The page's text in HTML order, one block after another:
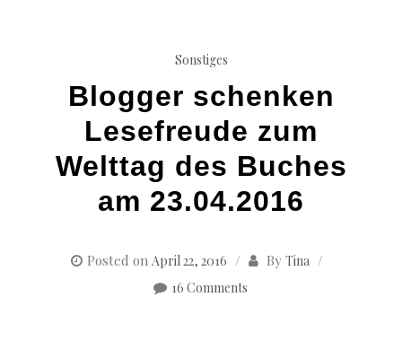
Sonstiges
Blogger schenken
Lesefreude zum
Welttag des Buches
am 23.04.2016
Posted on April 22, 2016 By Tina
16 Comments